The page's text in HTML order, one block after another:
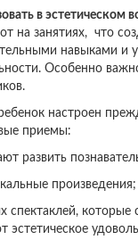
в
на занятиях, что
навыками и
Особенно
настроен
приемы:
развить
произведения;
спектаклей,
эстетическое